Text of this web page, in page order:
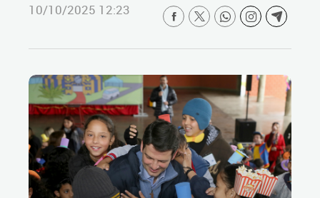
10/10/2025 12:23